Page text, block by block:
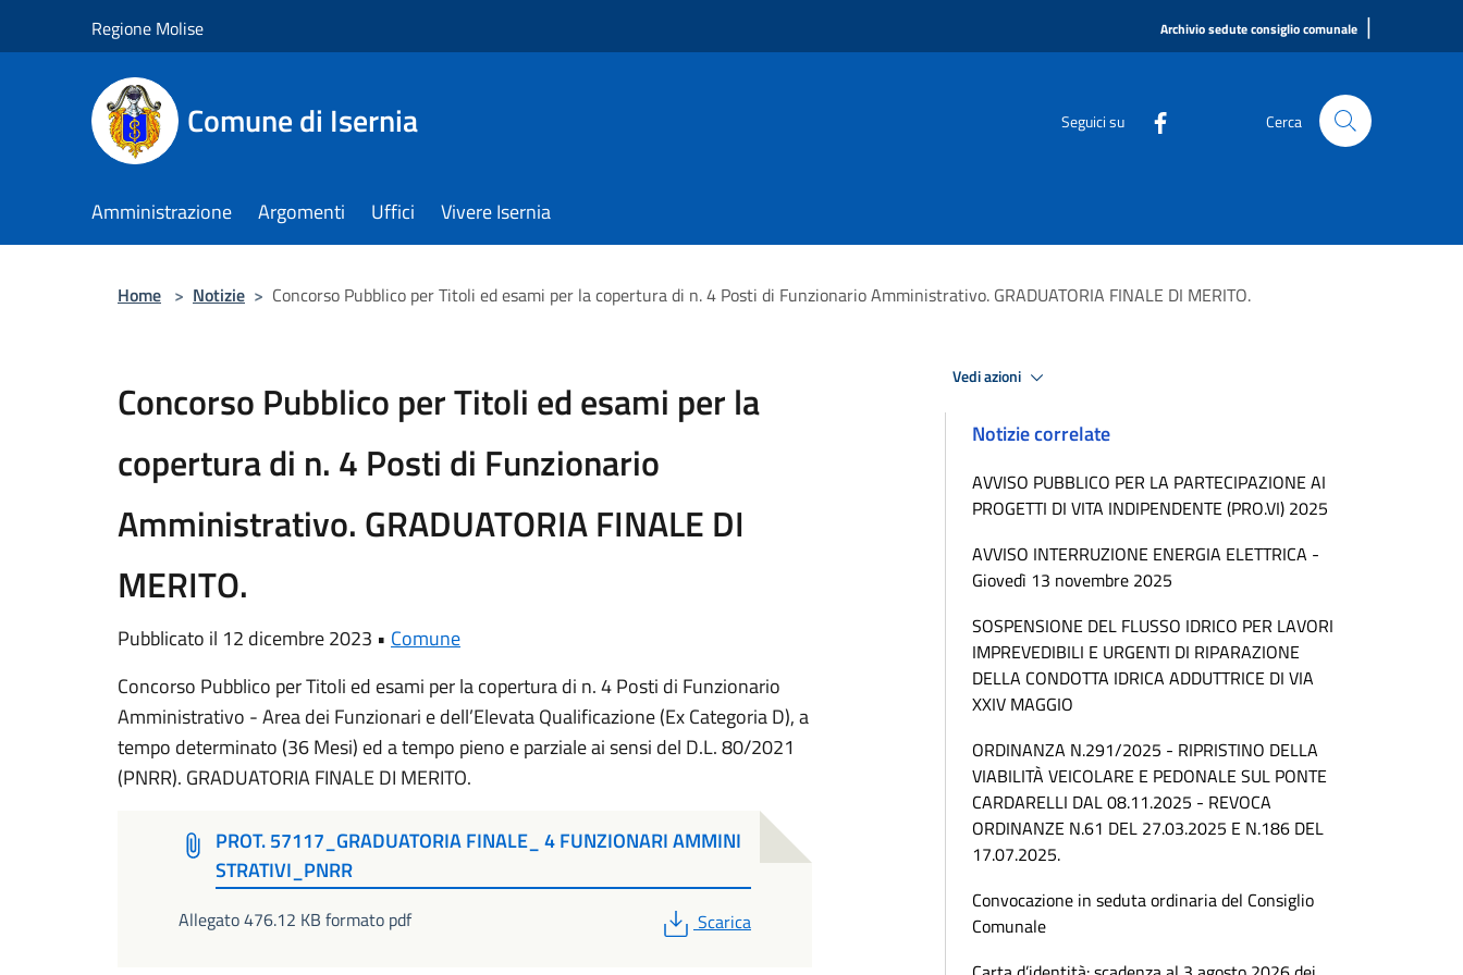
Regione Molise Archivio sedute consiglio comunale |
Comune di Isernia Seguici su Cerca
Amministrazione Argomenti Uffici Vivere Isernia
Home > Notizie > Concorso Pubblico per Titoli ed esami per la copertura di n. 4 Posti di Funzionario Amministrativo. GRADUATORIA FINALE DI MERITO.
Concorso Pubblico per Titoli ed esami per la
copertura di n. 4 Posti di Funzionario
Amministrativo. GRADUATORIA FINALE DI
MERITO.
Pubblicato il 12 dicembre 2023 • Comune
Concorso Pubblico per Titoli ed esami per la copertura di n. 4 Posti di Funzionario
Amministrativo - Area dei Funzionari e dell’Elevata Qualificazione (Ex Categoria D), a
tempo determinato (36 Mesi) ed a tempo pieno e parziale ai sensi del D.L. 80/2021
(PNRR). GRADUATORIA FINALE DI MERITO.
PROT. 57117_GRADUATORIA FINALE_ 4 FUNZIONARI AMMINI
STRATIVI_PNRR
Allegato 476.12 KB formato pdf PDF
Scarica
Vedi azioni
Notizie correlate
AVVISO PUBBLICO PER LA PARTECIPAZIONE AI
PROGETTI DI VITA INDIPENDENTE (PRO.VI) 2025
AVVISO INTERRUZIONE ENERGIA ELETTRICA -
Giovedì 13 novembre 2025
SOSPENSIONE DEL FLUSSO IDRICO PER LAVORI
IMPREVEDIBILI E URGENTI DI RIPARAZIONE
DELLA CONDOTTA IDRICA ADDUTTRICE DI VIA
XXIV MAGGIO
ORDINANZA N.291/2025 - RIPRISTINO DELLA
VIABILITÀ VEICOLARE E PEDONALE SUL PONTE
CARDARELLI DAL 08.11.2025 - REVOCA
ORDINANZE N.61 DEL 27.03.2025 E N.186 DEL
17.07.2025.
Convocazione in seduta ordinaria del Consiglio
Comunale